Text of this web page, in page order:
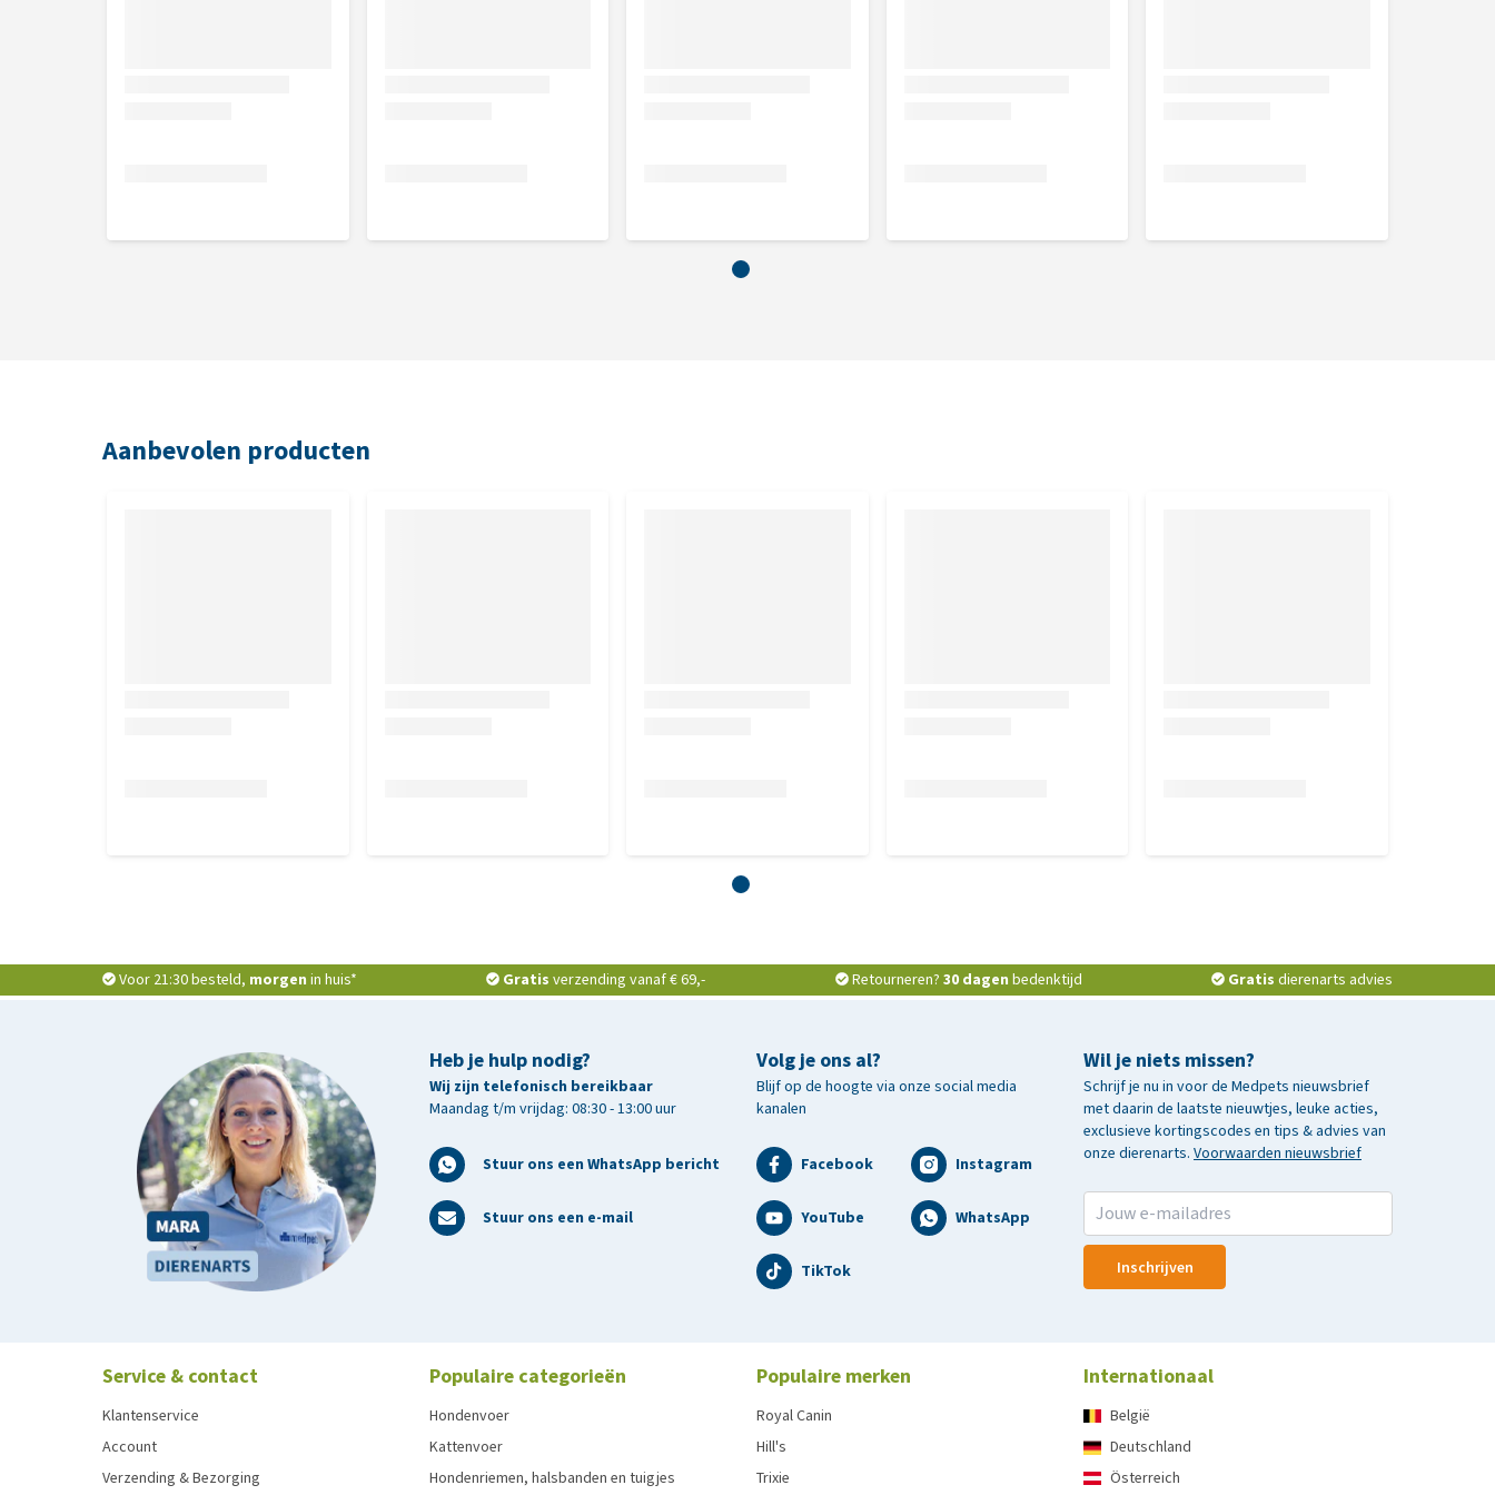
Aanbevolen producten
Voor 21:30 besteld, morgen in huis* Gratis verzending vanaf € 69,- Retourneren? 30 dagen bedenktijd Gratis dierenarts advies
Heb je hulp nodig?
Wij zijn telefonisch bereikbaar
Maandag t/m vrijdag: 08:30 - 13:00 uur
Stuur ons een WhatsApp bericht
Stuur ons een e-mail
Wil je niets missen?
Schrijf je nu in voor de Medpets nieuwsbrief
met daarin de laatste nieuwtjes, leuke acties,
exclusieve kortingscodes en tips & advies van
onze dierenarts. Voorwaarden nieuwsbrief
Inschrijven
Volg je ons al?
Blijf op de hoogte via onze social media
kanalen
Facebook Instagram
YouTube WhatsApp
TikTok
Service & contact
Klantenservice
Account
Verzending & Bezorging
Populaire categorieën
Hondenvoer
Kattenvoer
Hondenriemen, halsbanden en tuigjes
Populaire merken
Royal Canin
Hill's
Trixie
Internationaal
België
Deutschland
Österreich